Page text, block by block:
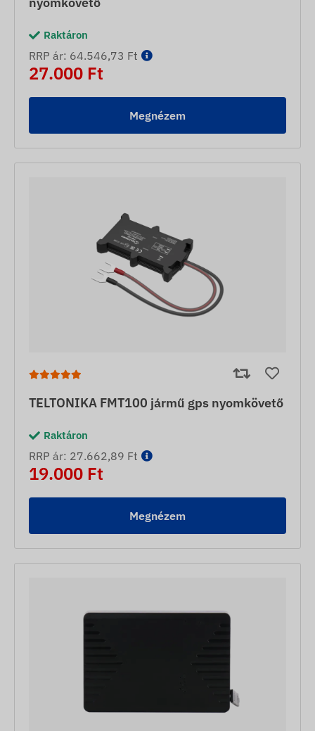
Raktáron
RRP ár: 64.546,73 Ft
27.000 Ft
Megnézem
TELTONIKA FMT100 jármű gps nyomkövető
Raktáron
RRP ár: 27.662,89 Ft
19.000 Ft
Megnézem